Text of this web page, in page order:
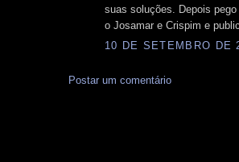
suas soluções. Depois
o Josamar e Crispim e
10 DE SETEMBRO DE
Postar um comentário